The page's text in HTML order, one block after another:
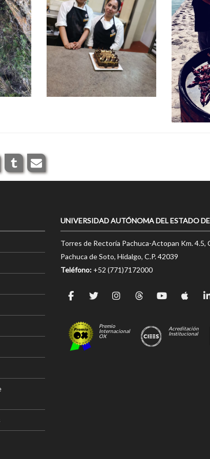
UNIVERSIDAD AUTÓNOMA DEL ESTADO
Torres de Rectoría Pachuca-Actopan Km. 4.5,
Pachuca de Soto, Hidalgo, C.P. 42039
Teléfono: +52 (771)7172000
Premio
Internacional
OX
Acreditación
Institucional